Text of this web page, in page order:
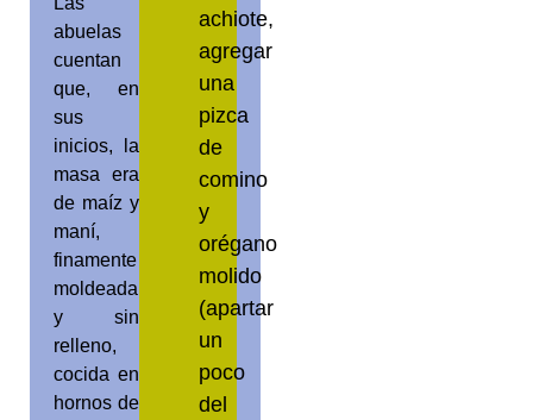
abuelas
cuentan
que, en
sus
inicios, la
masa era
de maíz y
maní,
finamente
moldeada
y sin
relleno,
cocida en
hornos de
achiote,
agregar
una
pizca
de
comino
y
orégano
molido
(apartar
un
poco
del